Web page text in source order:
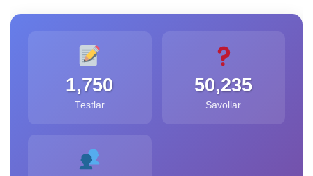
1,750
Testlar
50,235
Savollar